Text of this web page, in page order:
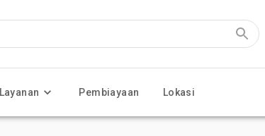
Layanan Pembiayaan Lokasi